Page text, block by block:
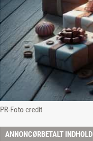
PR-Foto credit
ANNONCØRBETALT INDHOLD